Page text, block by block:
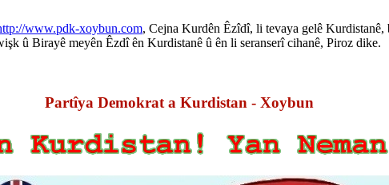
www.pdk-xoybun.com, Cejna Kurdên Êzîdî, li tevaya gelê Kurdistanê,
û Birayê meyên Êzdî ên Kurdistanê û ên li seranserî cihanê, Piroz dike.
Partîya Demokrat a Kurdistan - Xoybun